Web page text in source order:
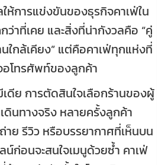
ห้การแข่งขันของธุรกิจคาเฟ่ใน
ว่าที่เคย และสิ่งที่น่ากังวลคือ “คู่
ใกล้เคียง” แต่คือคาเฟ่ทุกแห่งที่
โทรศัพท์ของลูกค้า
ดีย การตัดสินใจเลือกร้านของผู้
ดินทางจริง หลายครั้งลูกค้า
าย รีวิว หรือบรรยากาศที่เห็นบน
ก่อนจะสนใจเมนูด้วยซ้ำ คาเฟ่